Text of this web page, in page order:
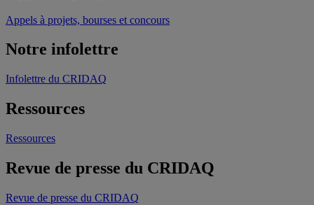
Appels à projets, bourses et concours
Notre infolettre
Infolettre du CRIDAQ
Ressources
Ressources
Revue de presse du CRIDAQ
Revue de presse du CRIDAQ